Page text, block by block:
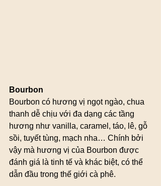
Bourbon
Bourbon có hương vị ngọt ngào, chua
thanh dễ chịu với đa dạng các tầng
hương như vanilla, caramel, táo, lê, gỗ
sồi, tuyết tùng, mạch nha… Chính bởi
vậy mà hương vị của Bourbon được
đánh giá là tinh tế và khác biệt, có thể
dẫn đầu trong thế giới cà phê.